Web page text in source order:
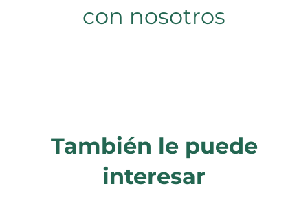
con nosotros
También le puede
interesar